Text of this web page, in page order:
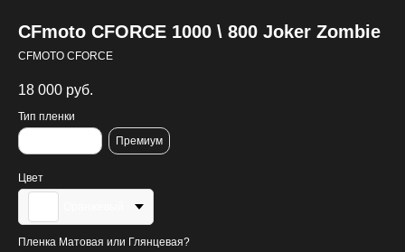
CFmoto CFORCE 1000 \ 800 Joker Zombie
CFMOTO CFORCE
18 000 руб.
Тип пленки
Премиум
Цвет
Пленка Матовая или Глянцевая?